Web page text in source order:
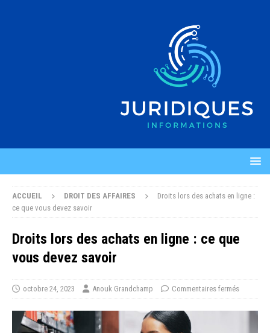
ACCUEIL DROIT DES AFFAIRES
Droits lors des achats en ligne :
ce que vous devez savoir
Droits lors des achats en ligne : ce que
vous devez savoir
octobre 24, 2023 Anouk Grandchamp Commentaires fermés